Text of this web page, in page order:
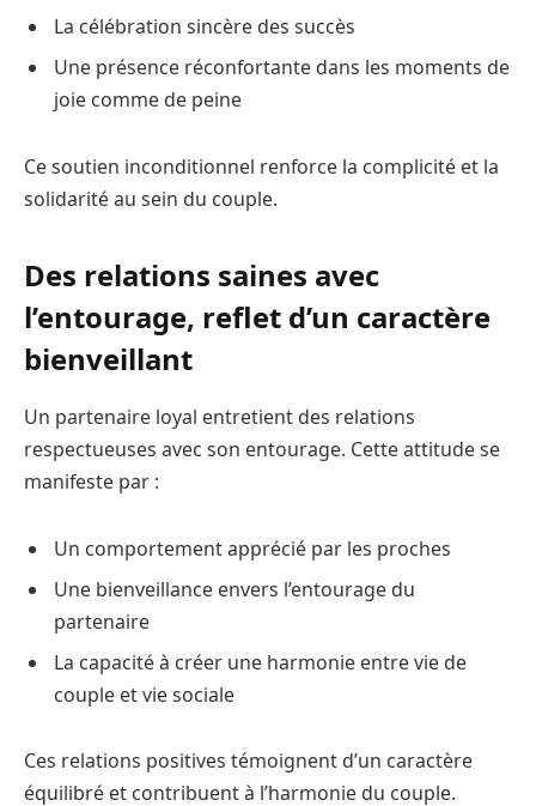
La célébration sincère des succès
Une présence réconfortante dans les moments de
joie comme de peine
Ce soutien inconditionnel renforce la complicité et la
solidarité au sein du couple.
Des relations saines avec
l’entourage, reflet d’un caractère
bienveillant
Un partenaire loyal entretient des relations
respectueuses avec son entourage. Cette attitude se
manifeste par :
Un comportement apprécié par les proches
Une bienveillance envers l’entourage du
partenaire
La capacité à créer une harmonie entre vie de
couple et vie sociale
Ces relations positives témoignent d’un caractère
équilibré et contribuent à l’harmonie du couple.